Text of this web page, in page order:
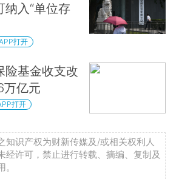
纳入“单位存
打开
险基金收支改
万亿元
打开
知识产权为财新传媒及/或相关权利人
经许可，禁止进行转载、摘编、复制及